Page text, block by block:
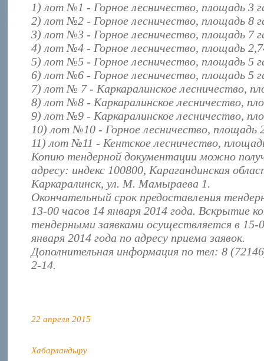
1) лот №1 - Горное лесничество, площадь 3
2) лот №2 - Горное лесничество, площадь 8
3) лот №3 - Горное лесничество, площадь 7
4) лот №4 - Горное лесничество, площадь
5) лот №5 - Горное лесничество, площадь 5
6) лот №6 - Горное лесничество, площадь 5
7) лот № 7 - Каркаралинское лесничество,
8) лот №8 - Каркаралинское лесничество,
9) лот №9 - Каркаралинское лесничество,
10) лот №10 - Горное лесничество, площадь
11) лот №11 - Кентское лесничество,
Копию тендерной документации можно
адресу: индекс 100800, Карагандинская
Каркаралинск, ул. М. Мамыраева 1.
Окончательный срок предоставления
13-00 часов 14 января 2014 года. Вскрытие
тендерными заявками осуществляется в 15-
января 2014 года по адресу приема заявок.
Дополнительная информация по тел: 8
2-14.
22 апреля 2015
Хабарландыру